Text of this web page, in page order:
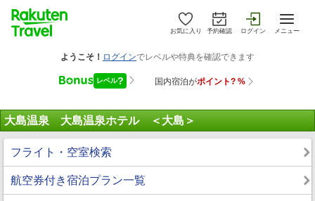
お気に入り 予約確認 ログイン メニュー
大島温泉 大島温泉ホテル ＜大島＞
フライト・空室検索
航空券付き宿泊プラン一覧